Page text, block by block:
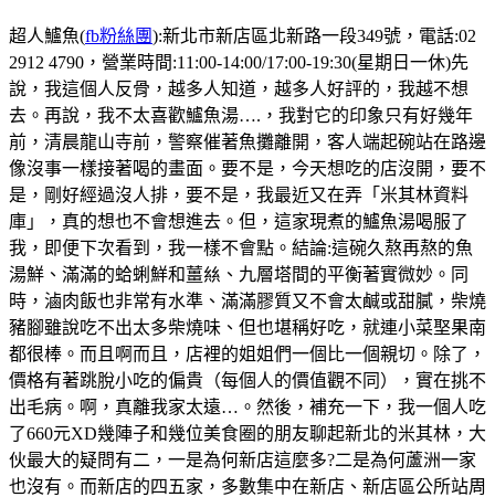
超人鱸魚(fb粉絲團):新北市新店區北新路一段349號，電話:02
2912 4790，營業時間:11:00-14:00/17:00-19:30(星期日一休)先
說，我這個人反骨，越多人知道，越多人好評的，我越不想
去。再說，我不太喜歡鱸魚湯….，我對它的印象只有好幾年
前，清晨龍山寺前，警察催著魚攤離開，客人端起碗站在路邊
像沒事一樣接著喝的畫面。要不是，今天想吃的店沒開，要不
是，剛好經過沒人排，要不是，我最近又在弄「米其林資料
庫」，真的想也不會想進去。但，這家現煮的鱸魚湯喝服了
我，即便下次看到，我一樣不會點。結論:這碗久熬再熬的魚
湯鮮、滿滿的蛤蜊鮮和薑𢇃、九層塔間的平衡著實微妙。同
時，滷肉飯也非常有水準、滿滿膠質又不會太鹹或甜膩，柴燒
豬腳雖說吃不出太多柴燒味、但也堪稱好吃，就連小菜埾果南
都很棒。而且啊而且，店裡的姐姐們一個比一個親切。除了，
價格有著跳脫小吃的偏貴（每個人的價值觀不同），實在挑不
出毛病。啊，真離我家太遠…。然後，補充一下，我一個人吃
了660元XD幾陣子和幾位美食圈的朋友聊起新北的米其林，大
伙最大的疑問有二，一是為何新店這麼多?二是為何蘆洲一家
也沒有。而新店的四五家，多數集中在新店、新店區公所站周